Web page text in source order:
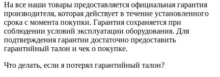
На все наши товары предоставляется официальная гарантия
производителя, которая действует в течение установленного
срока с момента покупки. Гарантия сохраняется при
соблюдении условий эксплуатации оборудования. Для
подтверждения гарантии достаточно предоставить
гарантийный талон и чек о покупке.
Что делать, если я потерял гарантийный талон?